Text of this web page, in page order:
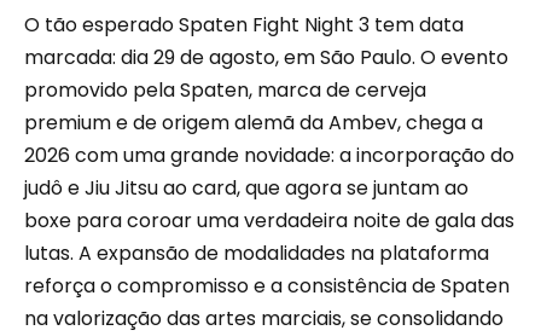
O tão esperado Spaten Fight Night 3 tem data
marcada: dia 29 de agosto, em São Paulo. O evento
promovido pela Spaten, marca de cerveja
premium e de origem alemã da Ambev, chega a
2026 com uma grande novidade: a incorporação do
judô e Jiu Jitsu ao card, que agora se juntam ao
boxe para coroar uma verdadeira noite de gala das
lutas. A expansão de modalidades na plataforma
reforça o compromisso e a consistência de Spaten
na valorização das artes marciais, se consolidando